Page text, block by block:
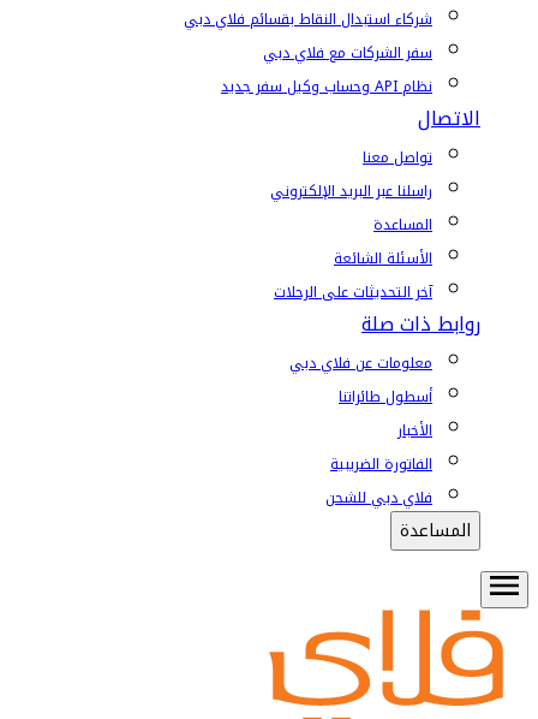
شركاء استبدال النقاط بقسائم فلاي دبي
سفر الشركات مع فلاي دبي
نظام API وحساب وكيل سفر جديد
الاتصال
تواصل معنا
راسلنا عبر البريد الإلكتروني
المساعدة
الأسئلة الشائعة
آخر التحديثات على الرحلات
روابط ذات صلة
معلومات عن فلاي دبي
أسطول طائراتنا
الأخبار
الفاتورة الضريبية
فلاي دبي للشحن
المساعدة